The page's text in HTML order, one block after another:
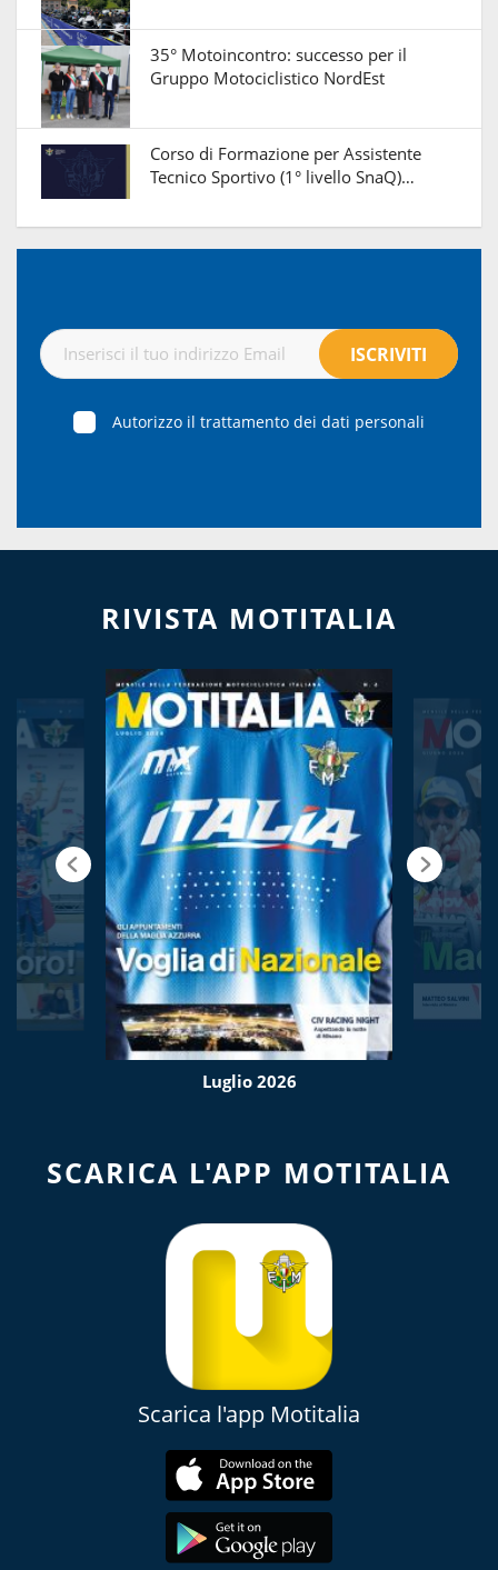
35° Motoincontro: successo per il
Gruppo Motociclistico NordEst
Corso di Formazione per Assistente
Tecnico Sportivo (1° livello SnaQ)…
Autorizzo il trattamento dei dati personali
RIVISTA MOTITALIA
Luglio 2026
SCARICA L'APP MOTITALIA
Scarica l'app Motitalia